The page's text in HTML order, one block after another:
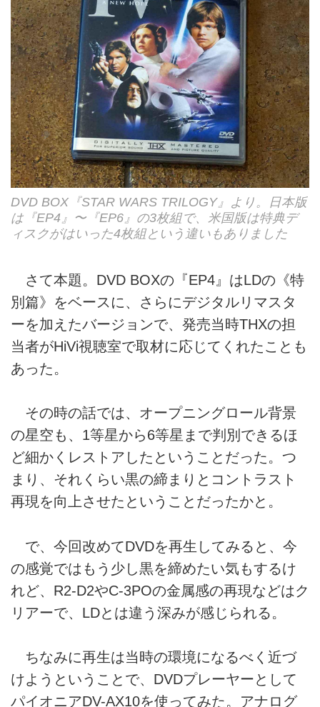
DVD BOX『STAR WARS TRILOGY』より。日本版
は『EP4』〜『EP6』の3枚組で、米国版は特典デ
ィスクがはいった4枚組という違いもありました
さて本題。DVD BOXの『EP4』はLDの《特
別篇》をベースに、さらにデジタルリマスタ
ーを加えたバージョンで、発売当時THXの担
当者がHiVi視聴室で取材に応じてくれたことも
あった。
その時の話では、オープニングロール背景
の星空も、1等星から6等星まで判別できるほ
ど細かくレストアしたということだった。つ
まり、それくらい黒の締まりとコントラスト
再現を向上させたということだったかと。
で、今回改めてDVDを再生してみると、今
の感覚ではもう少し黒を締めたい気もするけ
れど、R2-D2やC-3POの金属感の再現などはク
リアーで、LDとは違う深みが感じられる。
ちなみに再生は当時の環境になるべく近づ
けようということで、DVDプレーヤーとして
パイオニアDV-AX10を使ってみた。アナログ